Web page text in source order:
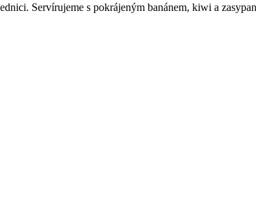
Servírujeme s pokrájeným banánem, kiwi a